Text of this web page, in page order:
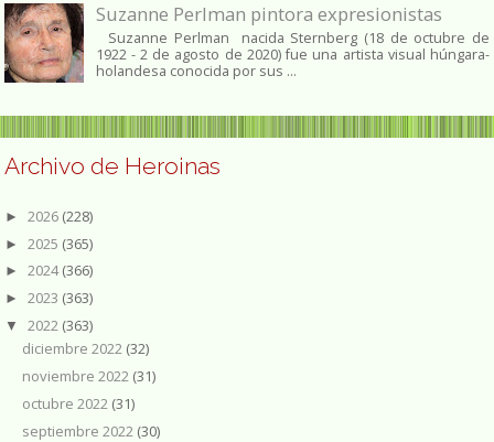
Suzanne Perlman pintora expresionistas
Suzanne Perlman nacida Sternberg (18 de octubre de
1922 - 2 de agosto de 2020) fue una artista visual húngara-
holandesa conocida por sus ...
Archivo de Heroinas
► 2026 (228)
► 2025 (365)
► 2024(366)
► 2023 (363)
▼ 2022 (363)
diciembre 2022 (32)
noviembre 2022 (31)
octubre 2022 (31)
septiembre 2022 (30)